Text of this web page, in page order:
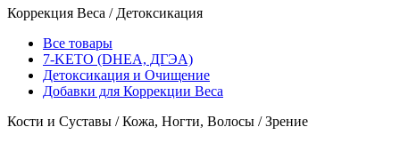
Коррекция Веса / Детоксикация
Все товары
7-KETO (DHEA, ДГЭА)
Детоксикация и Очищение
Добавки для Коррекции Веса
Кости и Суставы / Кожа, Ногти, Волосы / Зрение